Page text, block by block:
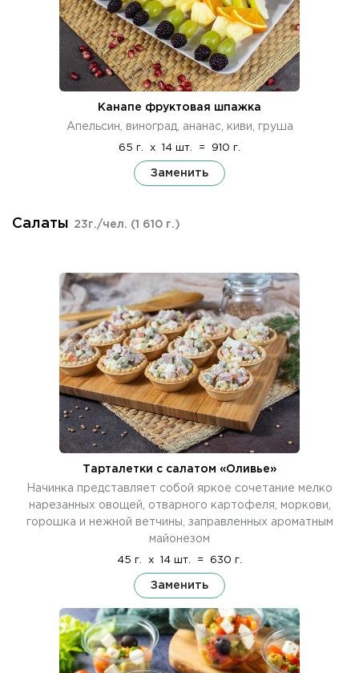
Канапе фруктовая шпажка
Апельсин, виноград, ананас, киви, груша
65 г. x 14 шт. = 910 г.
Заменить
Салаты 23г./чел. (1 610 г.)
Тарталетки с салатом «Оливье»
Начинка представляет собой яркое сочетание мелко
нарезанных овощей, отварного картофеля, моркови,
горошка и нежной ветчины, заправленных ароматным
майонезом
45 г. x 14 шт. = 630 г.
Заменить